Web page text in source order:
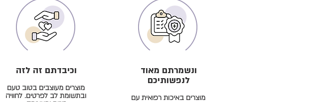
וכיבדתם זה לזה
מוצרים מעוצבים בטוב טעם
ובתשומת לב לפרטים. לחוויה
ונשמרתם מאוד
לנפשותיכם
מוצרים באיכות רפואית עם